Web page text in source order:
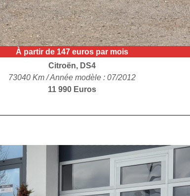
À partir de 147 euros par mois
Citroën, DS4
73040 Km / Année modèle : 07/2012
11 990 Euros